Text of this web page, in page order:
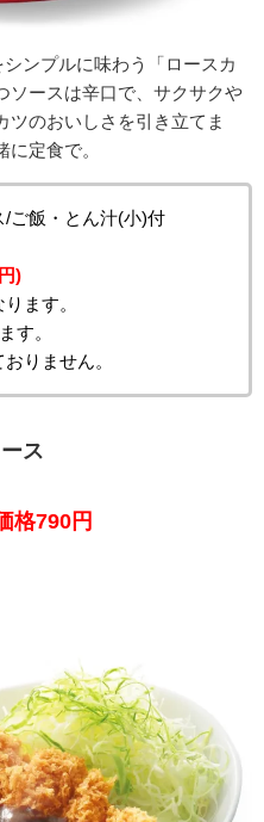
ンプルに味わう「ロースカ
ソースは辛口で、サクサクや
ツのおいしさを引き立てま
定食で。
ご飯・とん汁(小)付
)
ます。
す。
りません。
ス
格790円